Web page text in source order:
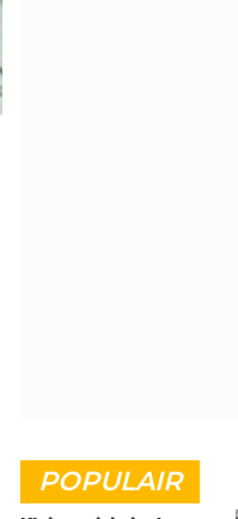
POPULAIR